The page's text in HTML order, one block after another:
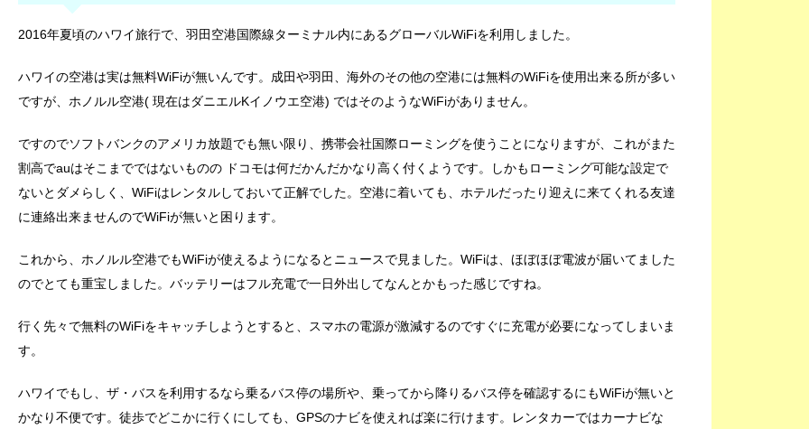
2016年夏頃のハワイ旅行で、羽田空港国際線ターミナル内にあるグローバルWiFiを利用しました。
ハワイの空港は実は無料WiFiが無いんです。成田や羽田、海外のその他の空港には無料のWiFiを使用出来る所が多い
ですが、ホノルル空港( 現在はダニエルKイノウエ空港) ではそのようなWiFiがありません。
ですのでソフトバンクのアメリカ放題でも無い限り、携帯会社国際ローミングを使うことになりますが、これがまた
割高でauはそこまでではないものの ドコモは何だかんだかなり高く付くようです。しかもローミング可能な設定で
ないとダメらしく、WiFiはレンタルしておいて正解でした。空港に着いても、ホテルだったり迎えに来てくれる友達
に連絡出来ませんのでWiFiが無いと困ります。
これから、ホノルル空港でもWiFiが使えるようになるとニュースで見ました。WiFiは、ほぼほぼ電波が届いてました
のでとても重宝しました。バッテリーはフル充電で一日外出してなんとかもった感じですね。
行く先々で無料のWiFiをキャッチしようとすると、スマホの電源が激減するのですぐに充電が必要になってしまいま
す。
ハワイでもし、ザ・バスを利用するなら乗るバス停の場所や、乗ってから降りるバス停を確認するにもWiFiが無いと
かなり不便です。徒歩でどこかに行くにしても、GPSのナビを使えれば楽に行けます。レンタカーではカーナビな